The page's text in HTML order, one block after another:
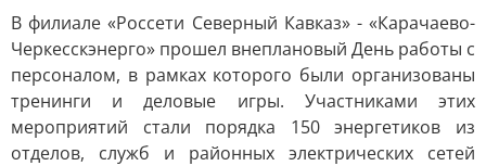
В филиале «Россети Северный Кавказ» - «Карачаево-
Черкесскэнерго» прошел внеплановый День работы с
персоналом, в рамках которого были организованы
тренинги и деловые игры. Участниками этих
мероприятий стали порядка 150 энергетиков из
отделов, служб и районных электрических сетей